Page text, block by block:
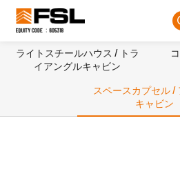
ライトスチールハウス / トラ
イアングルキャビン
スペースカプセル /
キャビン